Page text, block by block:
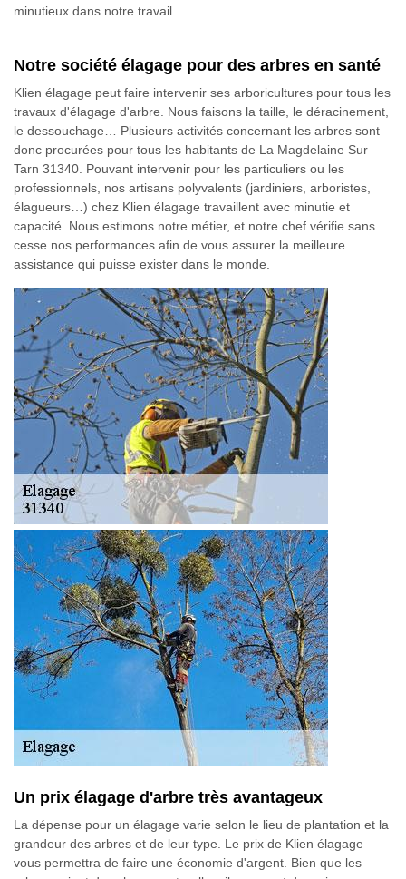
minutieux dans notre travail.
Notre société élagage pour des arbres en santé
Klien élagage peut faire intervenir ses arboricultures pour tous les
travaux d'élagage d'arbre. Nous faisons la taille, le déracinement,
le dessouchage… Plusieurs activités concernant les arbres sont
donc procurées pour tous les habitants de La Magdelaine Sur
Tarn 31340. Pouvant intervenir pour les particuliers ou les
professionnels, nos artisans polyvalents (jardiniers, arboristes,
élagueurs…) chez Klien élagage travaillent avec minutie et
capacité. Nous estimons notre métier, et notre chef vérifie sans
cesse nos performances afin de vous assurer la meilleure
assistance qui puisse exister dans le monde.
Un prix élagage d'arbre très avantageux
La dépense pour un élagage varie selon le lieu de plantation et la
grandeur des arbres et de leur type. Le prix de Klien élagage
vous permettra de faire une économie d'argent. Bien que les